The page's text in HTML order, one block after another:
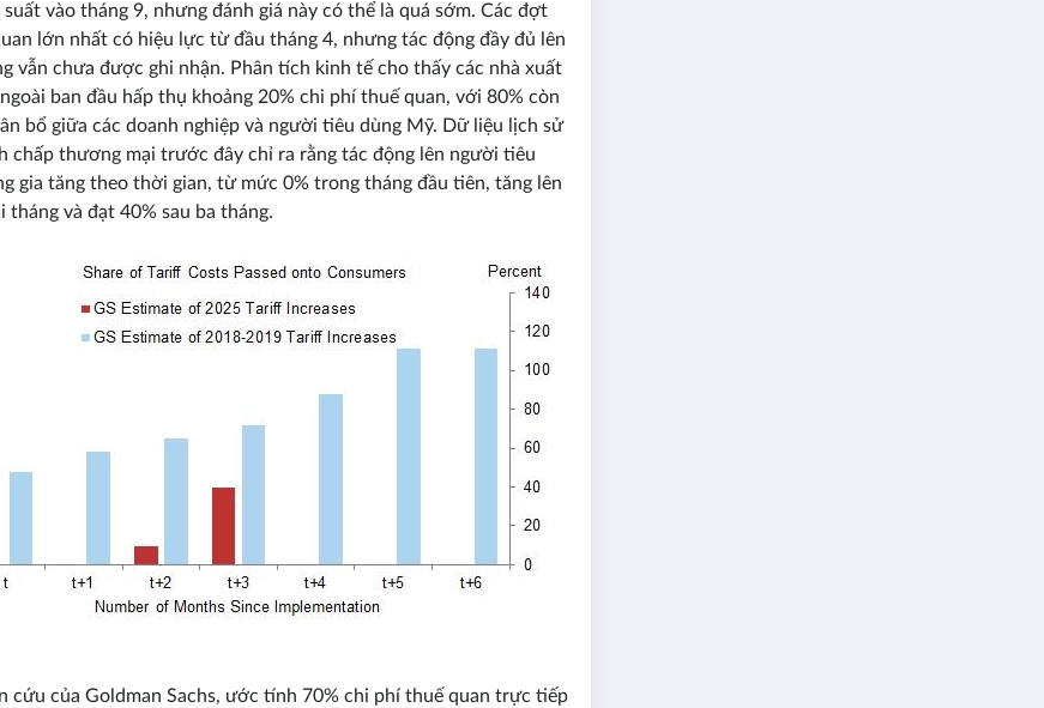
suất vào tháng 9, nhưng đánh giá này có thể là quá sớm. Các đợt
lớn nhất có hiệu lực từ đầu tháng 4, nhưng tác động đầy đủ lên
vẫn chưa được ghi nhận. Phân tích kinh tế cho thấy các nhà xuất
ban đầu hấp thụ khoảng 20% chi phí thuế quan, với 80% còn
bổ giữa các doanh nghiệp và người tiêu dùng Mỹ. Dữ liệu lịch sử
chấp thương mại trước đây chỉ ra rằng tác động lên người tiêu
gia tăng theo thời gian, từ mức 0% trong tháng đầu tiên, tăng lên
tháng và đạt 40% sau ba tháng.
cứu của Goldman Sachs, ước tính 70% chi phí thuế quan trực tiếp